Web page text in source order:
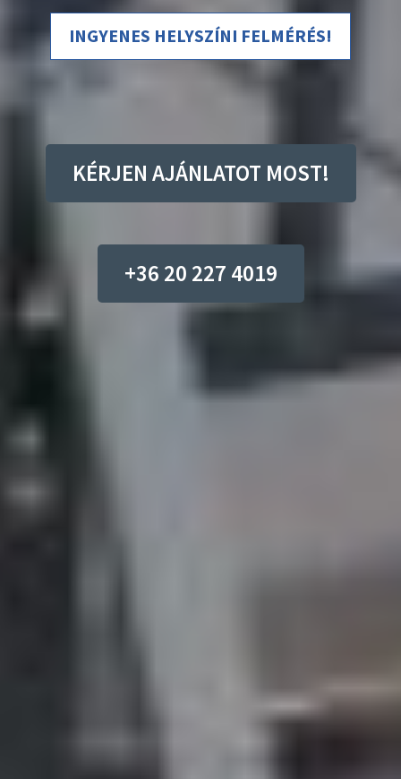
INGYENES HELYSZÍNI FELMÉRÉS!
KÉRJEN AJÁNLATOT MOST!
+36 20 227 4019